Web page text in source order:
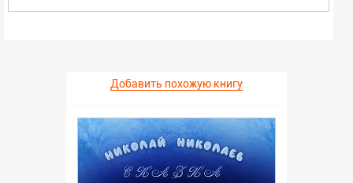
Добавить похожую книгу